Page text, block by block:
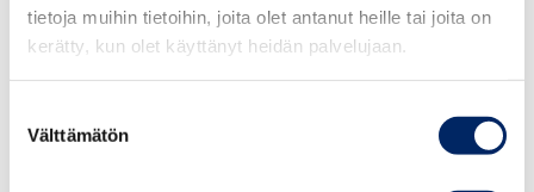
tietoja muihin tietoihin, joita olet antanut heille tai joita on
kerätty, kun olet käyttänyt heidän palvelujaan.
valinta
Välttämätön
00520 Helsinki
Program
Why Foreign Startups Should Consider India